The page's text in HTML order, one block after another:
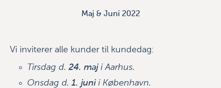
Maj & Juni 2022
Vi inviterer alle kunder til kundedag:
Tirsdag d. 24. maji Aarhus.
Onsdag d. 1. junii København.